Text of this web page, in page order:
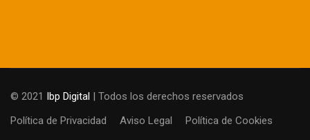
© 2021 Ibp Digital | Todos los derechos reservados
Política de Privacidad
Aviso Legal Política de Cookies